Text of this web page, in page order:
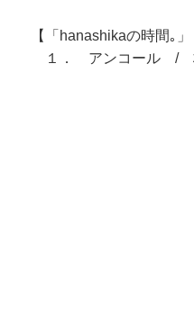
【「hanashikaの時間｡
１． アンコール /